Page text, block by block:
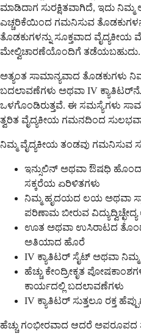
ಮಾಡಿದಾಗ ಸುರಕ್ಷಿತವಾಗಿದೆ, ಇದು ನಿಮ್ಮ
ಎಚ್ಚರಿಕೆಯಿಂದ ಗಮನಿಸುವ
ತೊಡಕುಗಳನ್ನು ಸೂಕ್ತವಾದ
ಮೇಲ್ವಿಚಾರಣೆಯೊಂದಿಗೆ ತಡೆಯಬಹುದು.
ಅತ್ಯಂತ ಸಾಮಾನ್ಯವಾದ ತೊಡಕುಗಳು
ಬದಲಾವಣೆಗಳು ಅಥವಾ IV
ಒಳಗೊಂಡಿರುತ್ತವೆ. ಈ ಸಮಸ್ಯೆಗಳು
ತ್ವರಿತ ವೈದ್ಯಕೀಯ ಗಮನದಿಂದ
ನಿಮ್ಮ ವೈದ್ಯಕೀಯ ತಂಡವು ಗಮನಿಸುವ
ಇನ್ಸುಲಿನ್ ಅಥವಾ ಔಷಧಿ
ಸಕ್ಕರೆಯ ಏರಿಳಿತಗಳು
ನಿಮ್ಮ ಹೃದಯದ ಲಯ ಅಥವಾ
ಪರಿಣಾಮ ಬೀರುವ
ಊತ ಅಥವಾ ಉಸಿರಾಟದ
ಅತಿಯಾದ ಹೊರೆ
IV ಕ್ಯಾತಿಟರ್ ಸೈಟ್ ಅಥವಾ ನಿಮ್ಮ
ಹೆಚ್ಚು ಕೇಂದ್ರೀಕೃತ
ಕಾರ್ಯದಲ್ಲಿ ಬದಲಾವಣೆಗಳು
IV ಕ್ಯಾತಿಟರ್ ಸುತ್ತಲೂ ರಕ್ತ
ಹೆಚ್ಚು ಗಂಭೀರವಾದ ಆದರೆ ಅಪರೂಪದ